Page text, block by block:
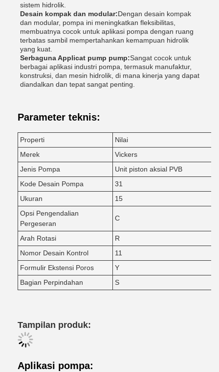
sistem hidrolik.
Desain kompak dan modular:Dengan desain kompak
dan modular, pompa ini meningkatkan fleksibilitas,
membuatnya cocok untuk aplikasi pompa dengan ruang
terbatas sambil mempertahankan kemampuan hidrolik
yang kuat.
Serbaguna Applicat pump pump:Sangat cocok untuk
berbagai aplikasi industri pompa, termasuk manufaktur,
konstruksi, dan mesin hidrolik, di mana kinerja yang dapat
diandalkan dan tepat sangat penting.
Parameter teknis:
Properti
Nilai
Merek
Vickers
Jenis Pompa
Unit piston aksial PVB
Kode Desain Pompa
31
Ukuran
15
Opsi Pengendalian
Pergeseran
C
Arah Rotasi
R
Nomor Desain Kontrol
11
Formulir Ekstensi Poros
Y
Bagian Perpindahan
S
Tampilan produk:
Aplikasi pompa: